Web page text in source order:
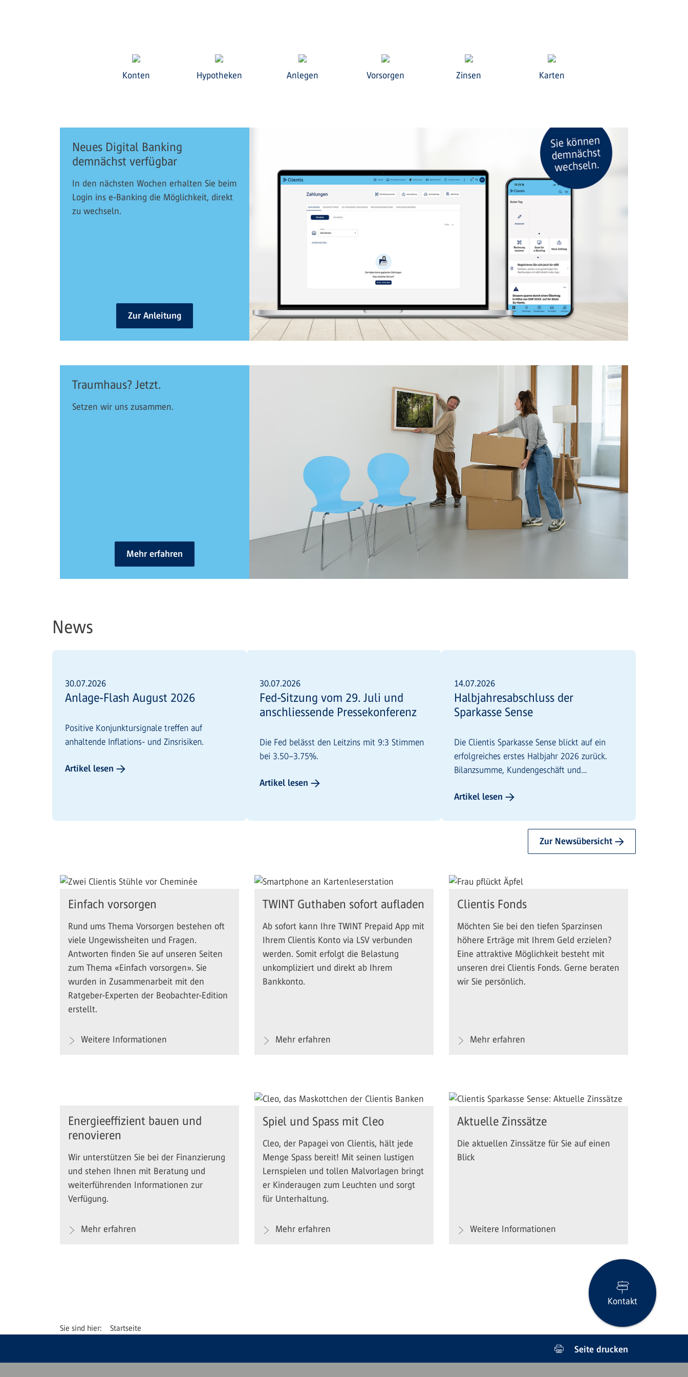
Konten Hypotheken Anlegen Vorsorgen Zinsen Karten
Neues Digital Banking
demnächst verfügbar
In den nächsten Wochen erhalten Sie beim
Login ins e-Banking die Möglichkeit, direkt
zu wechseln.
Zur Anleitung
Traumhaus? Jetzt.
Setzen wir uns zusammen.
Mehr erfahren
News
30.07.2026
Anlage-Flash August 2026
Positive Konjunktursignale treffen auf
anhaltende Inflations- und Zinsrisiken.
Artikel lesen →
30.07.2026
Fed-Sitzung vom 29. Juli und
anschliessende Pressekonferenz
Die Fed belässt den Leitzins mit 9:3 Stimmen
bei 3.50–3.75%.
Artikel lesen →
14.07.2026
Halbjahresabschluss der
Sparkasse Sense
Die Clientis Sparkasse Sense blickt auf ein
erfolgreiches erstes Halbjahr 2026 zurück.
Bilanzsumme, Kundengeschäft und
Artikel lesen →
Zur Newsübersicht →
Einfach vorsorgen
Rund ums Thema Vorsorgen bestehen oft
viele Ungewissheiten und Fragen.
Antworten finden Sie auf unseren Seiten
zum Thema «Einfach vorsorgen». Sie
wurden in Zusammenarbeit mit den
Ratgeber-Experten der Beobachter-Edition
erstellt.
Weitere Informationen
TWINT Guthaben sofort aufladen
Ab sofort kann Ihre TWINT Prepaid App mit
Ihrem Clientis Konto via LSV verbunden
werden. Somit erfolgt die Belastung
unkompliziert und direkt ab Ihrem
Bankkonto.
Mehr erfahren
Clientis Fonds
Möchten Sie bei den tiefen Sparzinsen
höhere Erträge mit Ihrem Geld erzielen?
Eine attraktive Möglichkeit besteht mit
unseren drei Clientis Fonds. Gerne beraten
wir Sie persönlich.
Mehr erfahren
Energieeffizient bauen und
renovieren
Wir unterstützen Sie bei der Finanzierung
und stehen Ihnen mit Beratung und
weiterführenden Informationen zur
Verfügung.
Mehr erfahren
Spiel und Spass mit Cleo
Cleo, der Papagei von Clientis, hält jede
Menge Spass bereit! Mit seinen lustigen
Lernspielen und tollen Malvorlagen bringt
er Kinderaugen zum Leuchten und sorgt
für Unterhaltung.
Mehr erfahren
Aktuelle Zinssätze
Die aktuellen Zinssätze für Sie auf einen
Blick
Weitere Informationen
Startseite
Kontakt
Seite drucken